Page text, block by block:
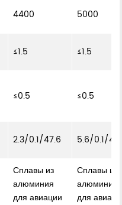
4400 5000
≤1.5 ≤1.5
≤0.5 ≤0.5
2.3/0.1/47.6 5.6/0.1/
Сплавы из
алюминия
для авиации
Сплавы из
алюминия
для